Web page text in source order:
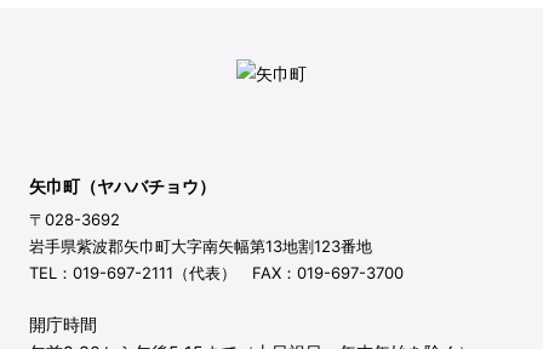
矢巾町（ヤハバチョウ）
〒028-3692
岩手県紫波郡矢巾町大字南矢幅第13地割123番地
TEL：019-697-2111（代表） FAX：019-697-3700
開庁時間